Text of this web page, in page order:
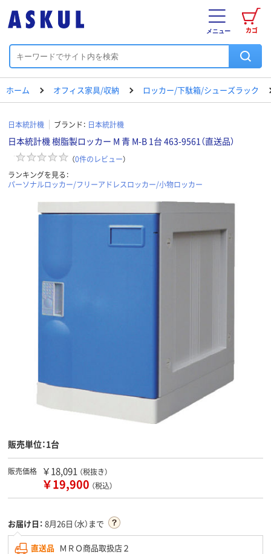
カゴ
メニュー
ホーム オフィス家具/収納 ロッカー/下駄箱/シューズラック
日本統計機 ブランド： 日本統計機
日本統計機 樹脂製ロッカー M 青 M-B 1台 463-9561（直送品）
（0件のレビュー）
ランキングを見る：
パーソナルロッカー/フリーアドレスロッカー/小物ロッカー
販売単位：1台
販売価格 ￥18,091 （税抜き）
￥19,900 （税込）
お届け日： 8月26日（水）まで
直送品 ＭＲＯ商品取扱店２